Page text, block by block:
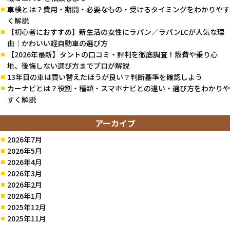
車検とは？費用・期間・必要なもの・受けるタイミングをわかりやす
く解説
【初心者におすすめ】新生活の女性にラパン／ラパンLCが人気な理
由｜かわいい軽自動車の選び方
【2026年最新】タントの口コミ・評判を徹底調査！燃費や乗り心
地、後悔しない選び方までプロが解説
13年目の車は買い替えたほうが良い？判断基準を確認しよう
カーナビとは？役割・種類・スマホナビとの違い・選び方をわかりや
すく解説
アーカイブ
2026年7月
2026年5月
2026年4月
2026年3月
2026年2月
2026年1月
2025年12月
2025年11月